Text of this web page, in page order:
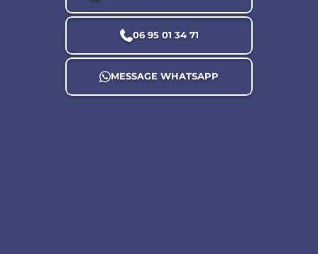
06 95 01 34 71
MESSAGE WHATSAPP